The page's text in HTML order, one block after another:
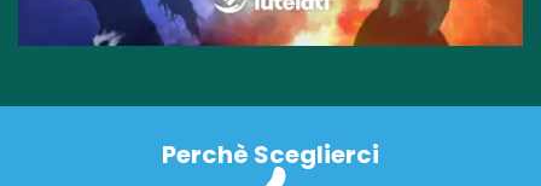
Perchè Sceglierci